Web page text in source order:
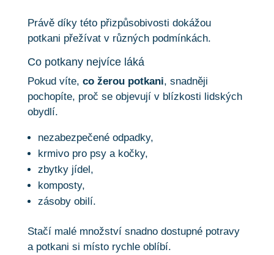
Právě díky této přizpůsobivosti dokážou
potkani přežívat v různých podmínkách.
Co potkany nejvíce láká
Pokud víte, co žerou potkani, snadněji
pochopíte, proč se objevují v blízkosti lidských
obydlí.
nezabezpečené odpadky,
krmivo pro psy a kočky,
zbytky jídel,
komposty,
zásoby obilí.
Stačí malé množství snadno dostupné potravy
a potkani si místo rychle oblíbí.